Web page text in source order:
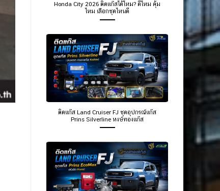
Honda City 2026 ติดแก๊สได้ไหม? ดีไหม คุ้ม
ไหม เลือกชุดไหนดี
ติดแก๊ส Land Cruiser FJ ชุดอุปกรณ์แก๊ส
Prins Silverline หงษ์ทองแก๊ส